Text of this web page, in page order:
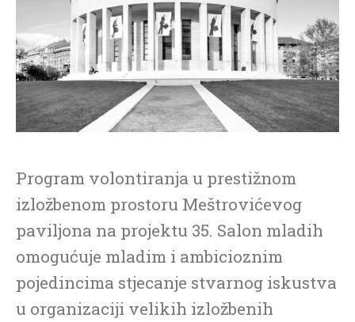
Program volontiranja u prestižnom
izložbenom prostoru Meštrovićevog
paviljona na projektu 35. Salon mladih
omogućuje mladim i ambicioznim
pojedincima stjecanje stvarnog iskustva
u organizaciji velikih izložbenih